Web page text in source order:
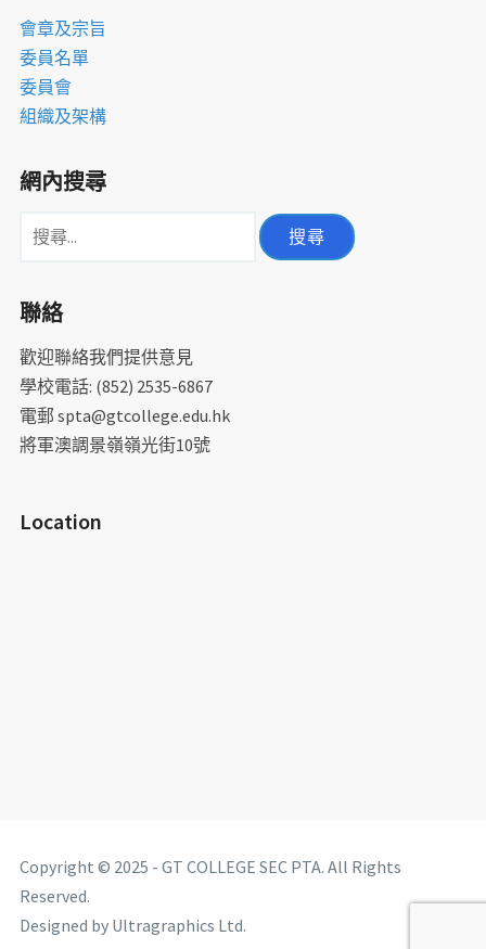
會章及宗旨
委員名單
委員會
組織及架構
網內搜尋
搜
鍵
聯絡
歡迎聯絡我們提供意見
學校電話: (852) 2535-6867
電郵 spta@gtcollege.edu.hk
將軍澳調景嶺嶺光街10號
Location
Copyright © 2025 - GT COLLEGE SEC PTA. All Rights
Reserved.
Designed by Ultragraphics Ltd.